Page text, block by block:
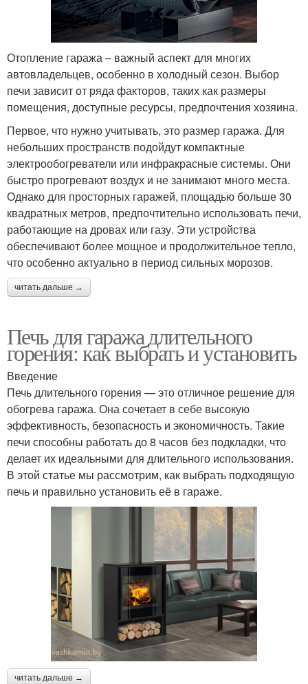
Отопление гаража – важный аспект для многих
автовладельцев, особенно в холодный сезон. Выбор
печи зависит от ряда факторов, таких как размеры
помещения, доступные ресурсы, предпочтения хозяина.
Первое, что нужно учитывать, это размер гаража. Для
небольших пространств подойдут компактные
электрообогреватели или инфракрасные системы. Они
быстро прогревают воздух и не занимают много места.
Однако для просторных гаражей, площадью больше 30
квадратных метров, предпочтительно использовать печи,
работающие на дровах или газу. Эти устройства
обеспечивают более мощное и продолжительное тепло,
что особенно актуально в период сильных морозов.
читать дальше →
Печь для гаража длительного
горения: как выбрать и установить
Введение
Печь длительного горения — это отличное решение для
обогрева гаража. Она сочетает в себе высокую
эффективность, безопасность и экономичность. Такие
печи способны работать до 8 часов без подкладки, что
делает их идеальными для длительного использования.
В этой статье мы рассмотрим, как выбрать подходящую
печь и правильно установить её в гараже.
читать дальше →